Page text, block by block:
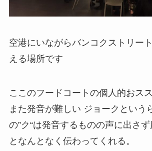
空港にいながらバンコクストリー
える場所です
ここのフードコートの個人的おス
また発音が難しい ジョークという
の”ク“は発音するものの声に出さ
となんとなく伝わってくれる。